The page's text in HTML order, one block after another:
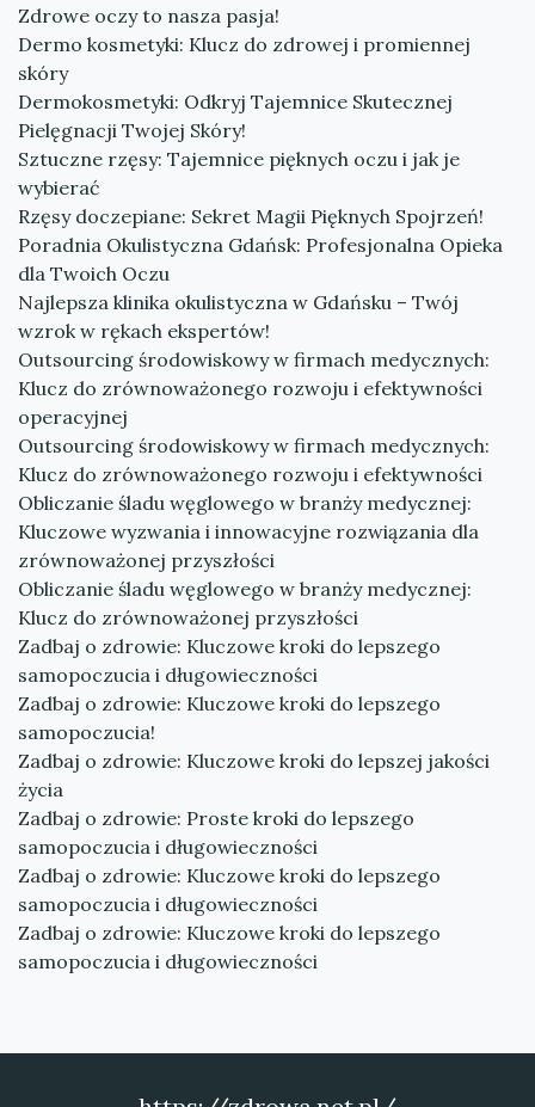
Zdrowe oczy to nasza pasja!
Dermo kosmetyki: Klucz do zdrowej i promiennej
skóry
Dermokosmetyki: Odkryj Tajemnice Skutecznej
Pielęgnacji Twojej Skóry!
Sztuczne rzęsy: Tajemnice pięknych oczu i jak je
wybierać
Rzęsy doczepiane: Sekret Magii Pięknych Spojrzeń!
Poradnia Okulistyczna Gdańsk: Profesjonalna Opieka
dla Twoich Oczu
Najlepsza klinika okulistyczna w Gdańsku – Twój
wzrok w rękach ekspertów!
Outsourcing środowiskowy w firmach medycznych:
Klucz do zrównoważonego rozwoju i efektywności
operacyjnej
Outsourcing środowiskowy w firmach medycznych:
Klucz do zrównoważonego rozwoju i efektywności
Obliczanie śladu węglowego w branży medycznej:
Kluczowe wyzwania i innowacyjne rozwiązania dla
zrównoważonej przyszłości
Obliczanie śladu węglowego w branży medycznej:
Klucz do zrównoważonej przyszłości
Zadbaj o zdrowie: Kluczowe kroki do lepszego
samopoczucia i długowieczności
Zadbaj o zdrowie: Kluczowe kroki do lepszego
samopoczucia!
Zadbaj o zdrowie: Kluczowe kroki do lepszej jakości
życia
Zadbaj o zdrowie: Proste kroki do lepszego
samopoczucia i długowieczności
Zadbaj o zdrowie: Kluczowe kroki do lepszego
samopoczucia i długowieczności
Zadbaj o zdrowie: Kluczowe kroki do lepszego
samopoczucia i długowieczności